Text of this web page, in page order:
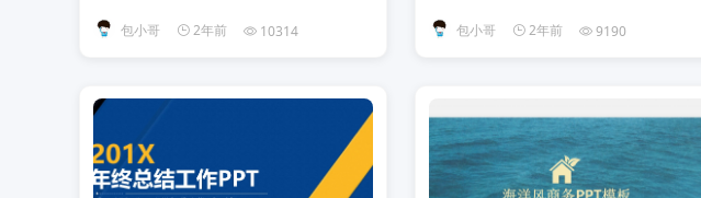
包小哥 2年前 10314 包小哥 2年前 9190